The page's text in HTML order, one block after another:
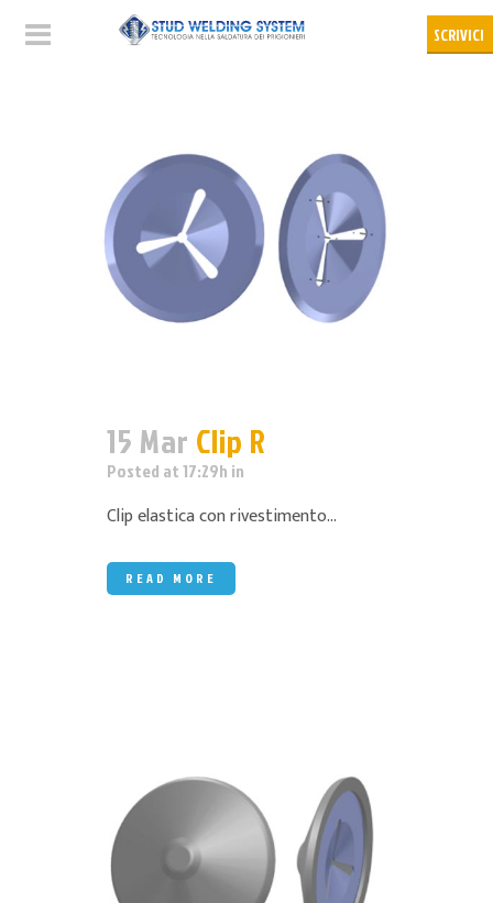
15 Mar Clip R
Posted at 17:29h in
Clip elastica con rivestimento...
READ MORE